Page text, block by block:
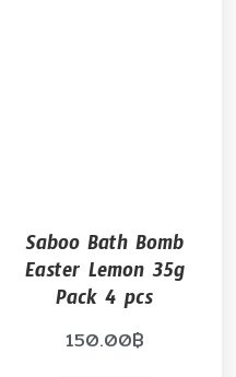
Saboo Bath Bomb
Easter Lemon 35g
Pack 4 pcs
150.00฿